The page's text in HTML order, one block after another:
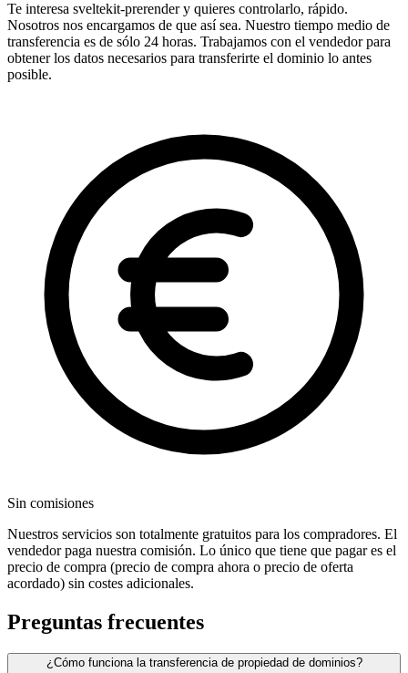
Te interesa sveltekit-prerender y quieres controlarlo, rápido.
Nosotros nos encargamos de que así sea. Nuestro tiempo medio de
transferencia es de sólo 24 horas. Trabajamos con el vendedor para
obtener los datos necesarios para transferirte el dominio lo antes
posible.
Sin comisiones
Nuestros servicios son totalmente gratuitos para los compradores. El
vendedor paga nuestra comisión. Lo único que tiene que pagar es el
precio de compra (precio de compra ahora o precio de oferta
acordado) sin costes adicionales.
Preguntas frecuentes
¿Cómo funciona la transferencia de propiedad de dominios?